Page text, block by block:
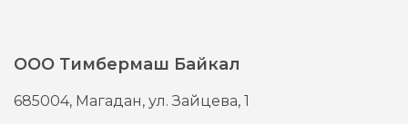
ООО Тимбермаш Байкал
685004, Магадан,ул. Зайцева, 1